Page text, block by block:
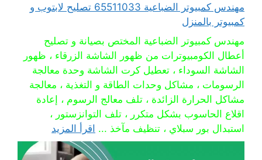
مهندس كمبيوتر الضباعية 65511033 تصليح لابتوب و
كمبيوتر بالمنزل
مهندس كمبيوتر الضباعية المختص بصيانة و تصليح
أعطال الكومبيوترات من ظهور الشاشة الزرقاء ، ظهور
الشاشة السوداء ، تعطيل كرت الشاشة وحدة معالجة
الرسومات ، مشاكل وحدات الطاقة و التغذية ، معالجة
مشاكل الحرارة الزائدة ، تلف معالج الرسوم ، إعادة
اقلاع الحاسوب بشكل متكرر ، تلف التوانزستور ،
استبدال بور سبلاي ، تنظيف مآخذ ... اقرأ المزيد